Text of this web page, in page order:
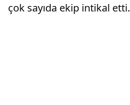
çok sayıda ekip intikal etti.